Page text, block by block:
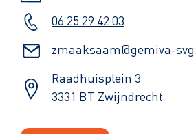
06 25 29 42 03
zmaaksaam@gemiva-
Raadhuisplein 3
3331 BT Zwijndrecht